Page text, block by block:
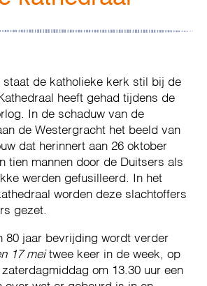
staat de katholieke kerk stil bij de
heeft gehad tijdens de
In de schaduw van de
de Westergracht het beeld van
dat herinnert aan 26 oktober
tien mannen door de Duitsers als
werden gefusilleerd. In het
worden deze slachtoffers
gezet.
80 jaar bevrijding wordt verder
17 meitwee keer in de week, op
om 13.30 uur een